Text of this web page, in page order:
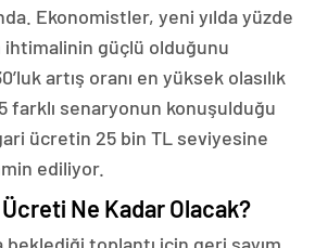
Ekonomistler, yeni yılda yüzde
ihtimalinin güçlü olduğunu
artış oranı en yüksek olasılık
farklı senaryonun konuşulduğu
ücretin 25 bin TL seviyesine
ediliyor.
Ücreti Ne Kadar Olacak?